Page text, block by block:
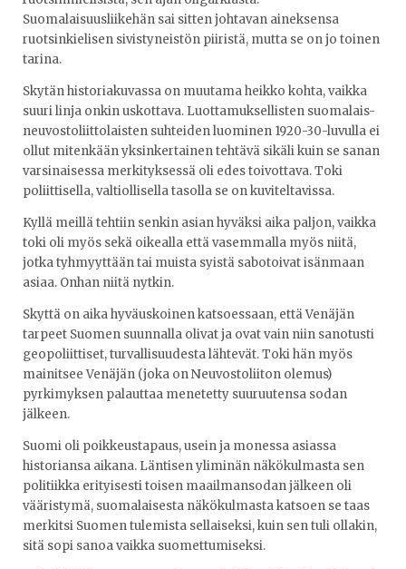
Suomalaisuusliikehän sai sitten johtavan aineksensa
ruotsinkielisen sivistyneistön piiristä, mutta se on jo toinen
tarina.
Skytän historiakuvassa on muutama heikko kohta, vaikka
suuri linja onkin uskottava. Luottamuksellisten suomalais-
neuvostoliittolaisten suhteiden luominen 1920-30-luvulla ei
ollut mitenkään yksinkertainen tehtävä sikäli kuin se sanan
varsinaisessa merkityksessä oli edes toivottava. Toki
poliittisella, valtiollisella tasolla se on kuviteltavissa.
Kyllä meillä tehtiin senkin asian hyväksi aika paljon, vaikka
toki oli myös sekä oikealla että vasemmalla myös niitä,
jotka tyhmyyttään tai muista syistä sabotoivat isänmaan
asiaa. Onhan niitä nytkin.
Skyttä on aika hyväuskoinen katsoessaan, että Venäjän
tarpeet Suomen suunnalla olivat ja ovat vain niin sanotusti
geopoliittiset, turvallisuudesta lähtevät. Toki hän myös
mainitsee Venäjän (joka on Neuvostoliiton olemus)
pyrkimyksen palauttaa menetetty suuruutensa sodan
jälkeen.
Suomi oli poikkeustapaus, usein ja monessa asiassa
historiansa aikana. Läntisen yliminän näkökulmasta sen
politiikka erityisesti toisen maailmansodan jälkeen oli
vääristymä, suomalaisesta näkökulmasta katsoen se taas
merkitsi Suomen tulemista sellaiseksi, kuin sen tuli ollakin,
sitä sopi sanoa vaikka suomettumiseksi.